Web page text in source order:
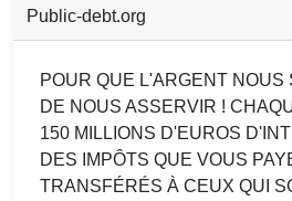
Public-debt.org
POUR QUE L'ARGENT NOUS
DE NOUS ASSERVIR !
150 MILLIONS D'EUROS
DES IMPÔTS QUE VOUS
TRANSFÉRÉS À CEUX QUI